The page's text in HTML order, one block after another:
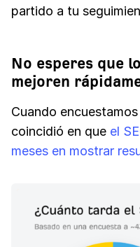
partido a tu
No esperes que
mejoren
Cuando
coincidió en que el
meses en mostrar